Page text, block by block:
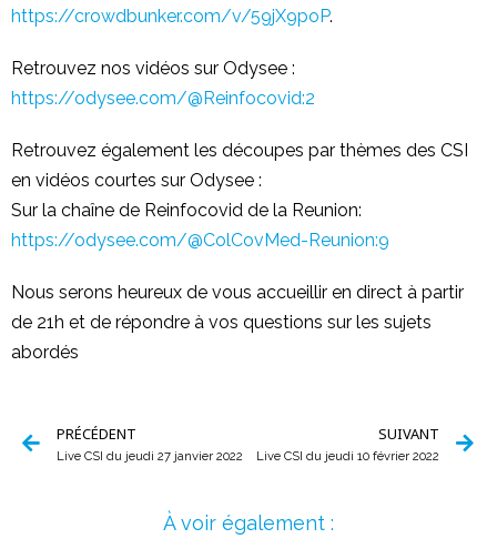
https://crowdbunker.com/v/59jX9poP.
Retrouvez nos vidéos sur Odysee :
https://odysee.com/@Reinfocovid:2
Retrouvez également les découpes par thèmes des CSI
en vidéos courtes sur Odysee :
Sur la chaîne de Reinfocovid de la Reunion:
https://odysee.com/@ColCovMed-Reunion:9
Nous serons heureux de vous accueillir en direct à partir
de 21h et de répondre à vos questions sur les sujets
abordés
PRÉCÉDENT
Live CSI du jeudi 27 janvier 2022
SUIVANT
Live CSI du jeudi 10 février 2022
À voir également :